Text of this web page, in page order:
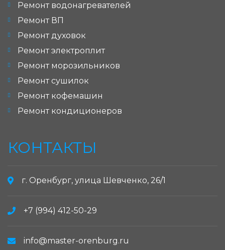
Ремонт водонагревателей
Ремонт ВП
Ремонт духовок
Ремонт электроплит
Ремонт морозильников
Ремонт сушилок
Ремонт кофемашин
Ремонт кондиционеров
КОНТАКТЫ
г. Оренбург, улица Шевченко, 26/1
+7 (994) 412-50-29
info@master-orenburg.ru